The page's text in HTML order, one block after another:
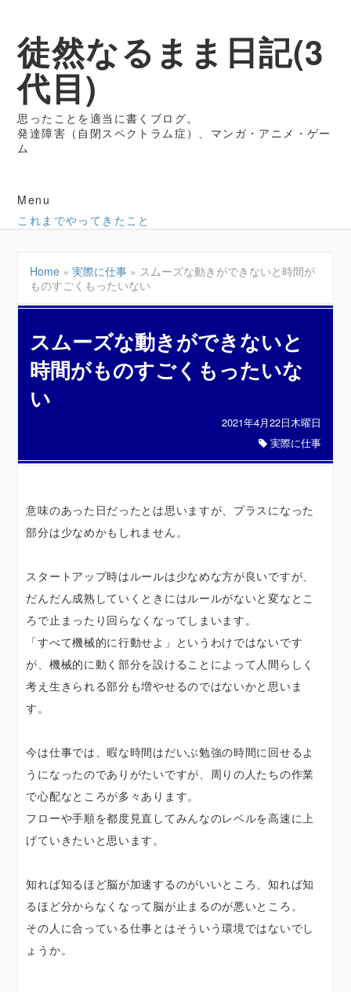
徒然なるまま日記(3
代目)
思ったことを適当に書くブログ。
発達障害（自閉スペクトラム症）、マンガ・アニメ・ゲー
ム
Menu
これまでやってきたこと
Home »実際に仕事 » スムーズな動きができないと時間が
ものすごくもったいない
スムーズな動きができないと
時間がものすごくもったいな
い
2021年4月22日木曜日
実際に仕事
意味のあった日だったとは思いますが、プラスになった
部分は少なめかもしれません。
スタートアップ時はルールは少なめな方が良いですが、
だんだん成熟していくときにはルールがないと変なとこ
ろで止まったり回らなくなってしまいます。
「すべて機械的に行動せよ」というわけではないです
が、機械的に動く部分を設けることによって人間らしく
考え生きられる部分も増やせるのではないかと思いま
す。
今は仕事では、暇な時間はだいぶ勉強の時間に回せるよ
うになったのでありがたいですが、周りの人たちの作業
で心配なところが多々あります。
フローや手順を都度見直してみんなのレベルを高速に上
げていきたいと思います。
知れば知るほど脳が加速するのがいいところ、知れば知
るほど分からなくなって脳が止まるのが悪いところ。
その人に合っている仕事とはそういう環境ではないでし
ょうか。